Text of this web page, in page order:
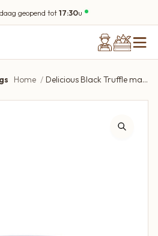
geopend tot17:30u
Home Delicious Black Truffle mayonaise | 90 gram